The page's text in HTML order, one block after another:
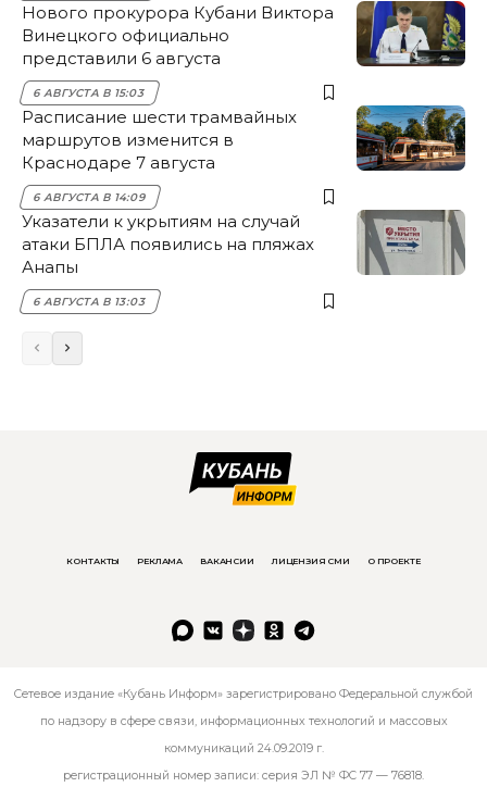
Нового прокурора Кубани Виктора
Винецкого официально
представили 6 августа
6 АВГУСТА В 15:03
Расписание шести трамвайных
маршрутов изменится в
Краснодаре 7 августа
6 АВГУСТА В 14:09
Указатели к укрытиям на случай
атаки БПЛА появились на пляжах
Анапы
6 АВГУСТА В 13:03
КОНТАКТЫ РЕКЛАМА ВАКАНСИИ ЛИЦЕНЗИЯ СМИ О ПРОЕКТЕ
Сетевое издание «Кубань Информ» зарегистрировано Федеральной службой
по надзору в сфере связи, информационных технологий и массовых
коммуникаций 24.09.2019 г.
регистрационный номер записи: серия ЭЛ № ФС 77 — 76818.